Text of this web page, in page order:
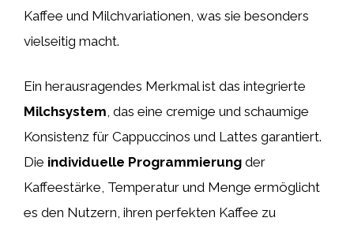
Kaffee und Milchvariationen, was sie besonders
vielseitig macht.
Ein herausragendes Merkmal ist das integrierte
Milchsystem, das eine cremige und schaumige
Konsistenz für Cappuccinos und Lattes garantiert.
Die individuelle Programmierung der
Kaffeestärke, Temperatur und Menge ermöglicht
es den Nutzern, ihren perfekten Kaffee zu